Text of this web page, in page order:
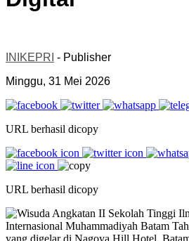
INIKEPRI - Publisher
Minggu, 31 Mei 2026
URL berhasil dicopy
URL berhasil dicopy